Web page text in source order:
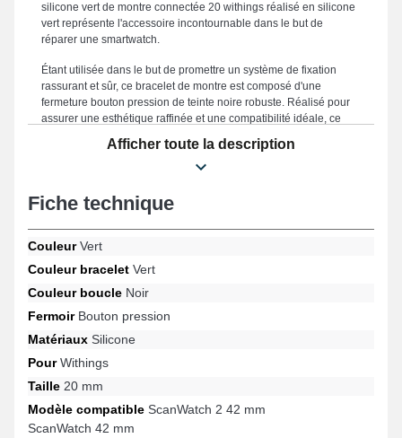
silicone vert de montre connectée 20 withings réalisé en silicone
vert représente l'accessoire incontournable dans le but de
réparer une smartwatch.
Étant utilisée dans le but de promettre un système de fixation
rassurant et sûr, ce bracelet de montre est composé d'une
fermeture bouton pression de teinte noire robuste. Réalisé pour
assurer une esthétique raffinée et une compatibilité idéale, ce
de 20 mm, le positionnant comme une option incontournable
pour votre quotidien. Étant donné qu'il est endurant, ce bracelet
renouveler un abîmé ou fatigué. Mettant en valeur la touche
design de votre garde-temps, ce style de bracelet montre
correspond parfaitement aux préférences des amateurs de
design. Accroché avec ce modèle de bracelet de montre
connectée, elle fonctionne sur cette sorte avec le format de
ScanWatch 2 42 mm, ScanWatch 42 mm, Steel HR Sport et bien
d'autres de la marque Withings, l'attache bouton pression est de
variété de références de la marque Withings, ce bracelet combine
design raffiné et compatibilité afin d'assurer une expérience
Afficher toute la description
Fiche technique
CouleurVert
Couleur bracelet Vert
Couleur boucle Noir
FermoirBouton pression
Matériaux Silicone
PourWithings
Taille 20 mm
Modèle compatible ScanWatch 2 42 mm
ScanWatch 42 mm